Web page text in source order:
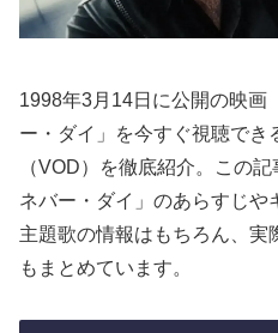
1998年3月14日に公開の映画
ー・ダイ」を今すぐ視聴でき
（VOD）を徹底紹介。この
ネバー・ダイ」のあらすじや
主題歌の情報はもちろん、実
もまとめています。